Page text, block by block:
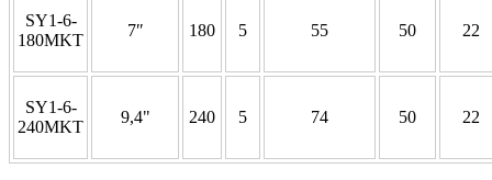
SY1-6-
180MKT
7″ 180 5 55 50 22
SY1-6-
240MKT
9,4" 240 5 74 50 22